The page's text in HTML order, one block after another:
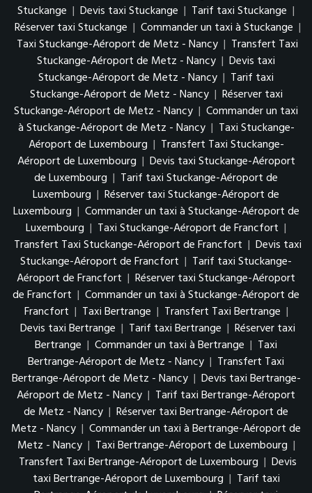
Stuckange | Devis taxi Stuckange | Tarif taxi Stuckange |
Réserver taxi Stuckange | Commander un taxi à Stuckange |
Taxi Stuckange-Aéroport de Metz - Nancy | Transfert Taxi
Stuckange-Aéroport de Metz - Nancy | Devis taxi
Stuckange-Aéroport de Metz - Nancy | Tarif taxi
Stuckange-Aéroport de Metz - Nancy | Réserver taxi
Stuckange-Aéroport de Metz - Nancy | Commander un taxi
à Stuckange-Aéroport de Metz - Nancy | Taxi Stuckange-
Aéroport de Luxembourg | Transfert Taxi Stuckange-
Aéroport de Luxembourg | Devis taxi Stuckange-Aéroport
de Luxembourg | Tarif taxi Stuckange-Aéroport de
Luxembourg | Réserver taxi Stuckange-Aéroport de
Luxembourg | Commander un taxi à Stuckange-Aéroport de
Luxembourg | Taxi Stuckange-Aéroport de Francfort |
Transfert Taxi Stuckange-Aéroport de Francfort | Devis taxi
Stuckange-Aéroport de Francfort | Tarif taxi Stuckange-
Aéroport de Francfort | Réserver taxi Stuckange-Aéroport
de Francfort | Commander un taxi à Stuckange-Aéroport de
Francfort | Taxi Bertrange | Transfert Taxi Bertrange |
Devis taxi Bertrange | Tarif taxi Bertrange | Réserver taxi
Bertrange | Commander un taxi à Bertrange | Taxi
Bertrange-Aéroport de Metz - Nancy | Transfert Taxi
Bertrange-Aéroport de Metz - Nancy | Devis taxi Bertrange-
Aéroport de Metz - Nancy | Tarif taxi Bertrange-Aéroport
de Metz - Nancy | Réserver taxi Bertrange-Aéroport de
Metz - Nancy | Commander un taxi à Bertrange-Aéroport de
Metz - Nancy | Taxi Bertrange-Aéroport de Luxembourg |
Transfert Taxi Bertrange-Aéroport de Luxembourg | Devis
taxi Bertrange-Aéroport de Luxembourg | Tarif taxi